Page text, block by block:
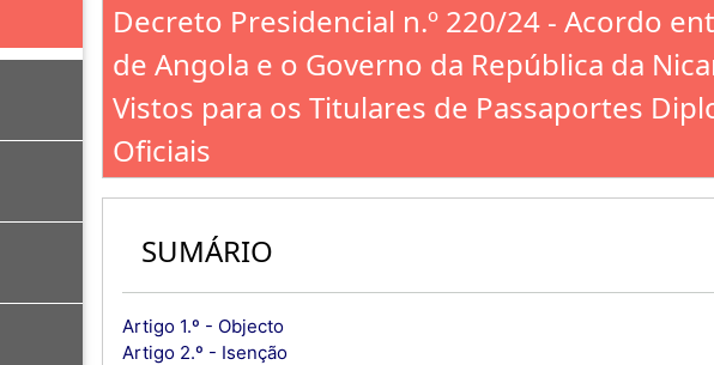
Decreto Presidencial n.º 220/24 - Acordo
de Angola e o Governo da República da
Vistos para os Titulares de Passaportes
Oficiais
SUMÁRIO
Artigo 1.º - Objecto
Artigo 2.º - Isenção